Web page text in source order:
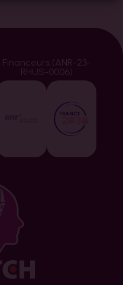
Financeurs (ANR-23-
RHUS-0006)